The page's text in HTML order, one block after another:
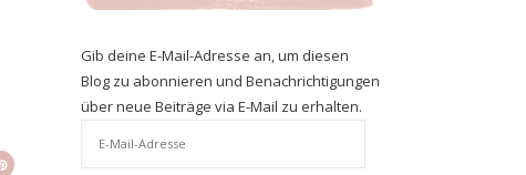
Gib deine E-Mail-Adresse an, um diesen
Blog zu abonnieren und Benachrichtigungen
über neue Beiträge via E-Mail zu erhalten.